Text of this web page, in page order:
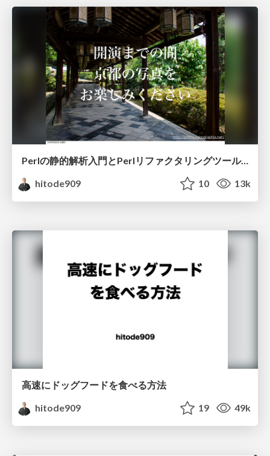
Perlの静的解析入門とPerlリファクタリングツールApp::PRTのご紹介
hitode909
10 13k
高速にドッグフードを食べる方法
hitode909
19 49k